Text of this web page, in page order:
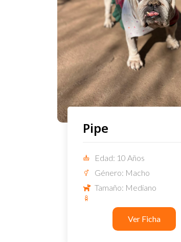
Pipe
Edad: 10 Años
Género: Macho
Tamaño: Mediano
Ver Ficha